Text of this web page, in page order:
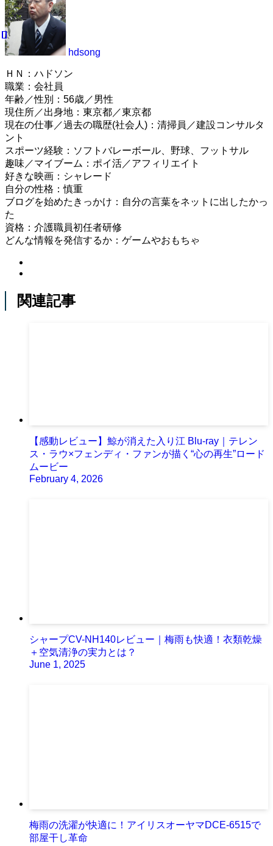
hdsong
ＨＮ：ハドソン
職業：会社員
年齢／性別：56歳／男性
現住所／出身地：東京都／東京都
現在の仕事／過去の職歴(社会人)：清掃員／建設コンサルタ
ント
スポーツ経験：ソフトバレーボール、野球、フットサル
趣味／マイブーム：ポイ活／アフィリエイト
好きな映画：シャレード
自分の性格：慎重
ブログを始めたきっかけ：自分の言葉をネットに出したかっ
た
資格：介護職員初任者研修
どんな情報を発信するか：ゲームやおもちゃ
関連記事
【感動レビュー】鯨が消えた入り江 Blu-ray｜テレン
ス・ラウ×フェンディ・ファンが描く“心の再生”ロード
ムービー
February 4, 2026
シャープCV-NH140レビュー｜梅雨も快適！衣類乾燥
＋空気清浄の実力とは？
June 1, 2025
梅雨の洗濯が快適に！アイリスオーヤマDCE-6515で
部屋干し革命